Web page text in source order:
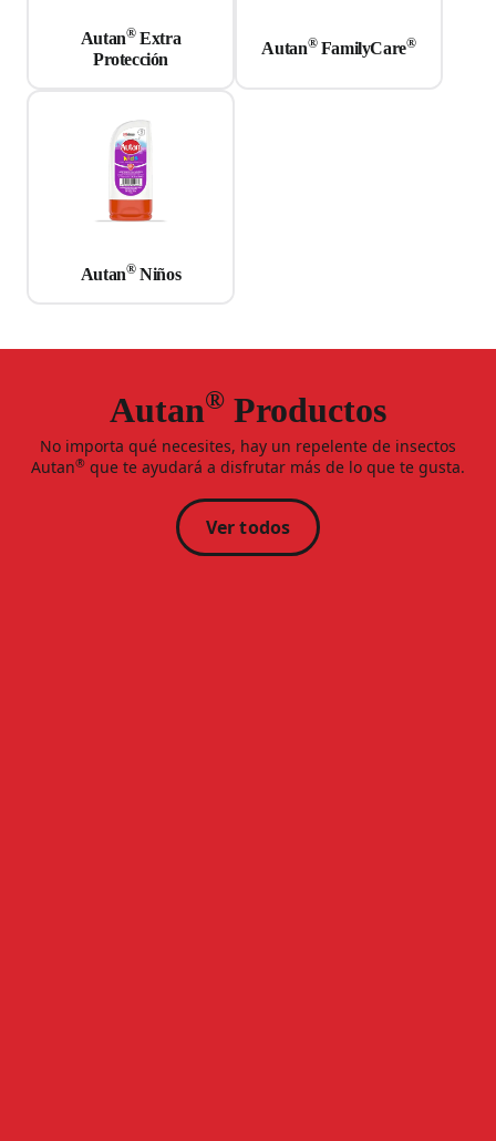
Autan®Extra
Protección
Autan®FamilyCare®
Autan®Niños
Autan® Productos
No importa qué necesites, hay un repelente de insectos
Autan® que te ayudará a disfrutar más de lo que te gusta.
Ver todos